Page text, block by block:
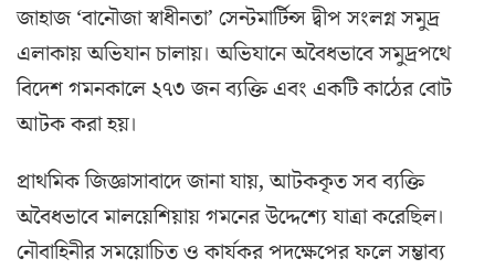
জাহাজ ‘বানৌজা স্বাধীনতা’ সেন্টমার্টিন্স দ্বীপ সংলগ্ন সমুদ্র
এলাকায় অভিযান চালায়। অভিযানে অবৈধভাবে সমুদ্রপথে
বিদেশ গমনকালে ২৭৩ জন ব্যক্তি এবং একটি কাঠের বোট
আটক করা হয়।
প্রাথমিক জিজ্ঞাসাবাদে জানা যায়, আটককৃত সব ব্যক্তি
অবৈধভাবে মালয়েশিয়ায় গমনের উদ্দেশ্যে যাত্রা করেছিল।
নৌবাহিনীর সময়োচিত ও কার্যকর পদক্ষেপের ফলে সম্ভাব্য